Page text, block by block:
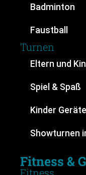
Badminton
Faustball
Turnen
Eltern und
Spiel & Spaß
Kinder
Showturnen
Fitness &